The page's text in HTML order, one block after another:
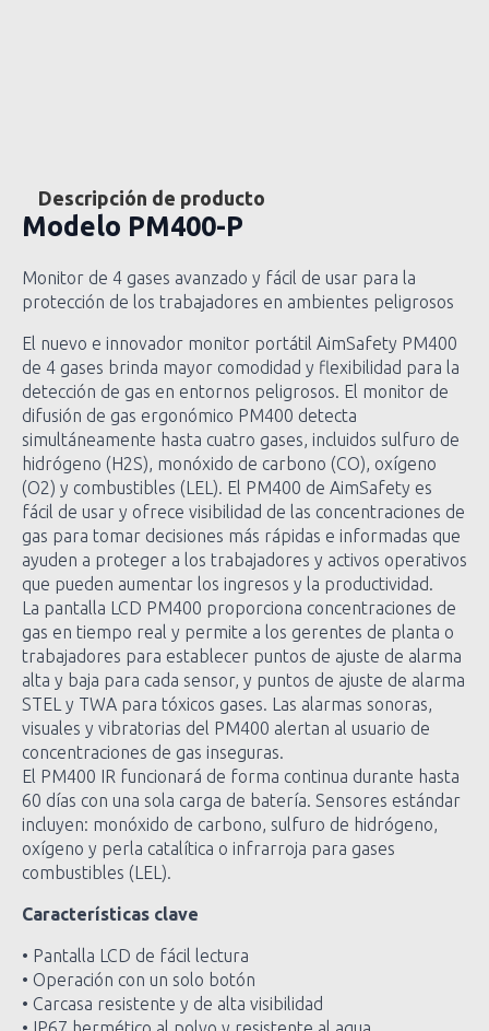
Descripción de producto
Modelo PM400-P
Monitor de 4 gases avanzado y fácil de usar para la
protección de los trabajadores en ambientes peligrosos
El nuevo e innovador monitor portátil AimSafety PM400
de 4 gases brinda mayor comodidad y flexibilidad para la
detección de gas en entornos peligrosos. El monitor de
difusión de gas ergonómico PM400 detecta
simultáneamente hasta cuatro gases, incluidos sulfuro de
hidrógeno (H2S), monóxido de carbono (CO), oxígeno
(O2) y combustibles (LEL). El PM400 de AimSafety es
fácil de usar y ofrece visibilidad de las concentraciones de
gas para tomar decisiones más rápidas e informadas que
ayuden a proteger a los trabajadores y activos operativos
que pueden aumentar los ingresos y la productividad.
La pantalla LCD PM400 proporciona concentraciones de
gas en tiempo real y permite a los gerentes de planta o
trabajadores para establecer puntos de ajuste de alarma
alta y baja para cada sensor, y puntos de ajuste de alarma
STEL y TWA para tóxicos gases. Las alarmas sonoras,
visuales y vibratorias del PM400 alertan al usuario de
concentraciones de gas inseguras.
El PM400 IR funcionará de forma continua durante hasta
60 días con una sola carga de batería. Sensores estándar
incluyen: monóxido de carbono, sulfuro de hidrógeno,
oxígeno y perla catalítica o infrarroja para gases
combustibles (LEL).
Características clave
• Pantalla LCD de fácil lectura
• Operación con un solo botón
• Carcasa resistente y de alta visibilidad